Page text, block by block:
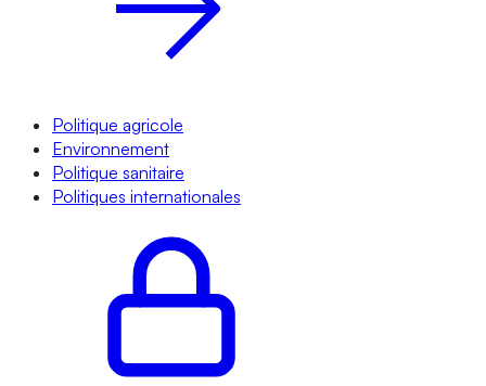
Politique agricole
Environnement
Politique sanitaire
Politiques internationales